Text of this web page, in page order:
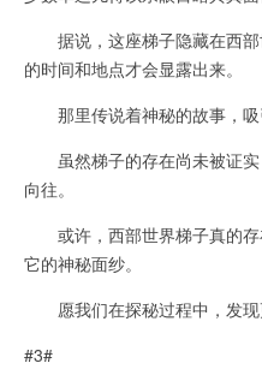
据说，这座梯子隐藏在西部
的时间和地点才会显露出来。
那里传说着神秘的故事，吸
虽然梯子的存在尚未被证实
向往。
或许，西部世界梯子真的存
它的神秘面纱。
愿我们在探秘过程中，发现
#3#